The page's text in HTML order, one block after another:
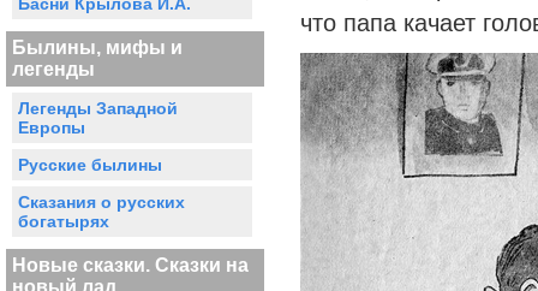
Былины, мифы и
легенды
Легенды Западной
Европы
Русские былины
Сказания о русских
богатырях
Новые сказки. Сказки на
новый лад
что папа качает